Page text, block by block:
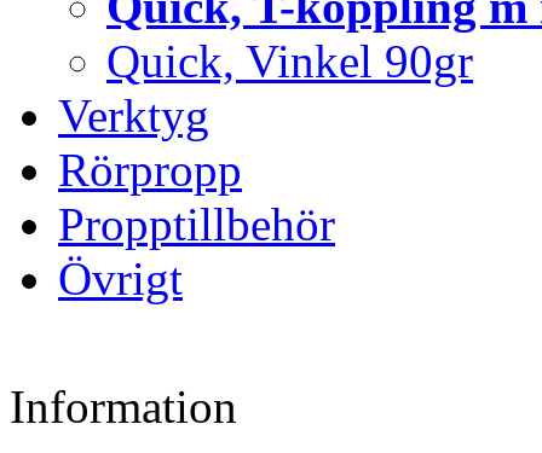
Quick, Vinkel 90gr
Verktyg
Rörpropp
Propptillbehör
Övrigt
Information